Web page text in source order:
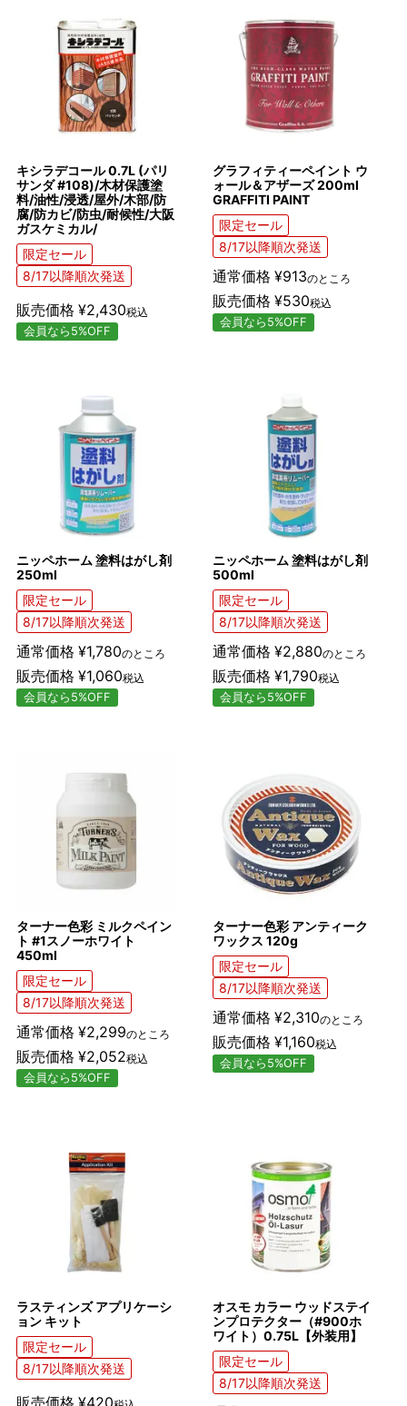
キシラデコール 0.7L (パリ
サンダ #108)/木材保護塗
料/油性/浸透/屋外/木部/防
腐/防カビ/防虫/耐候性/大阪
ガスケミカル/
限定セール
8/17以降順次発送
販売価格 ¥2,430税込
会員なら5%OFF
グラフィティーペイント ウ
ォール＆アザーズ 200ml
GRAFFITI PAINT
限定セール
8/17以降順次発送
通常価格 ¥913のところ
販売価格 ¥530税込
会員なら5%OFF
ニッペホーム 塗料はがし剤
250ml
限定セール
8/17以降順次発送
通常価格 ¥1,780のところ
販売価格 ¥1,060税込
会員なら5%OFF
ニッペホーム 塗料はがし剤
500ml
限定セール
8/17以降順次発送
通常価格 ¥2,880のところ
販売価格 ¥1,790税込
会員なら5%OFF
ターナー色彩 ミルクペイン
ト #1スノーホワイト
450ml
限定セール
8/17以降順次発送
通常価格 ¥2,299のところ
販売価格 ¥2,052税込
会員なら5%OFF
ターナー色彩 アンティーク
ワックス 120g
限定セール
8/17以降順次発送
通常価格 ¥2,310のところ
販売価格 ¥1,160税込
会員なら5%OFF
ラスティンズ アプリケーシ
ョン キット
限定セール
8/17以降順次発送
販売価格 ¥420
オスモ カラー ウッドステイ
ンプロテクター（#900ホ
ワイト）0.75L【外装用】
限定セール
8/17以降順次発送